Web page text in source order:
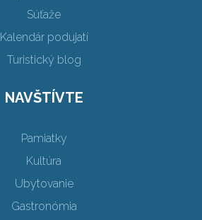
Súťaže
Kalendár podujatí
Turistický blog
NAVŠTÍVTE
Pamiatky
Kultúra
Ubytovanie
Gastronómia